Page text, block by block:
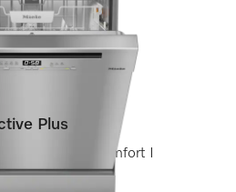
Plus
I paniers Comfort I